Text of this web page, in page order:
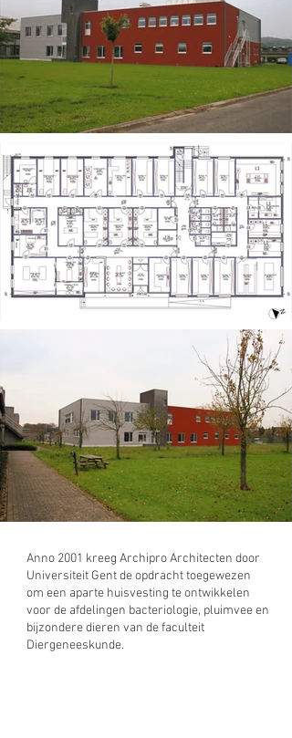
Anno 2001 kreeg Archipro Architecten door
Universiteit Gent de opdracht toegewezen
om een aparte huisvesting te ontwikkelen
voor de afdelingen bacteriologie, pluimvee en
bijzondere dieren van de faculteit
Diergeneeskunde.